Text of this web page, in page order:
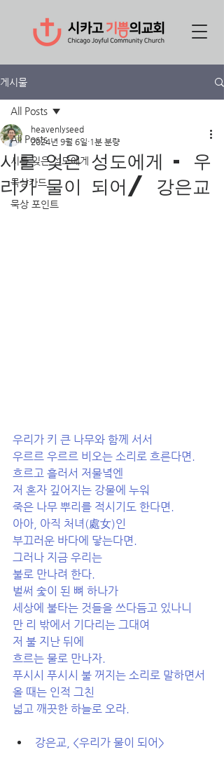
게시물
All Posts
시를 잊은 성도에게
묵상카드
묵상 포인트
All Posts
시를 잊은 성도에게 - 우
리가 물이 되어/ 강은교
heavenlyseed
2024년 9월 6일 1분 분량
우리가 키 큰 나무와 함께 서서
우르르 우르르 비오는 소리로 흐른다면.
흐르고 흘러서 저물녘엔
저 혼자 깊어지는 강물에 누워
죽은 나무 뿌리를 적시기도 한다면.
아아, 아직 처녀(處女)인
부끄러운 바다에 닿는다면.
그러나 지금 우리는
불로 만나려 한다.
벌써 숯이 된 뼈 하나가
세상에 불타는 것들을 쓰다듬고 있나니
만 리 밖에서 기다리는 그대여
저 불 지난 뒤에
흐르는 물로 만나자.
푸시시 푸시시 불 꺼지는 소리로 말하면서
올 때는 인적 그친
넓고 깨끗한 하늘로 오라.
강은교, <우리가 물이 되어>